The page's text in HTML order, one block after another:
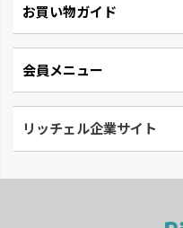
軽くて丈夫な大型プランターで
お買い物ガイド
会員メニュー
リッチェル企業サイト